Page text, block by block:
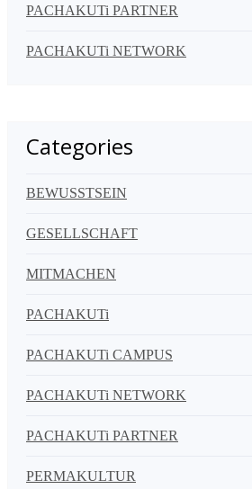
PACHAKUTi PARTNER
PACHAKUTi NETWORK
Categories
BEWUSSTSEIN
GESELLSCHAFT
MITMACHEN
PACHAKUTi
PACHAKUTi CAMPUS
PACHAKUTi NETWORK
PACHAKUTi PARTNER
PERMAKULTUR